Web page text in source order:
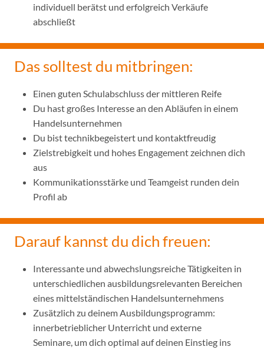
individuell berätst und erfolgreich Verkäufe
abschließt
Das solltest du mitbringen:
Einen guten Schulabschluss der mittleren Reife
Du hast großes Interesse an den Abläufen in einem
Handelsunternehmen
Du bist technikbegeistert und kontaktfreudig
Zielstrebigkeit und hohes Engagement zeichnen dich
aus
Kommunikationsstärke und Teamgeist runden dein
Profil ab
Darauf kannst du dich freuen:
Interessante und abwechslungsreiche Tätigkeiten in
unterschiedlichen ausbildungsrelevanten Bereichen
eines mittelständischen Handelsunternehmens
Zusätzlich zu deinem Ausbildungsprogramm:
innerbetrieblicher Unterricht und externe
Seminare, um dich optimal auf deinen Einstieg ins